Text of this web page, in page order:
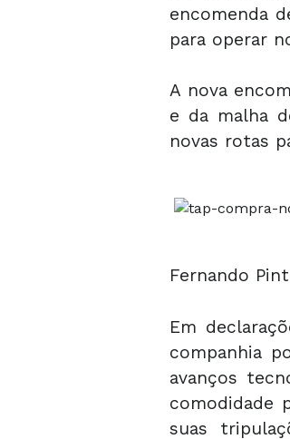
encomenda
para operar
A nova
e da malha
novas rotas
Fernando
Em
companhia
avanços
comodidade
suas